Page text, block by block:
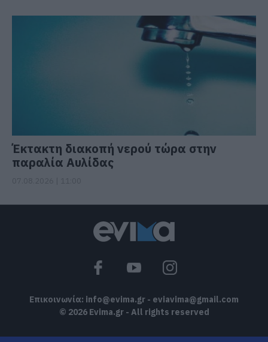
Έκτακτη διακοπή νερού τώρα στην
παραλία Αυλίδας
Επικοινωνία: info@evima.gr - eviavima@gmail.com
© 2026 Evima.gr - All rights reserved